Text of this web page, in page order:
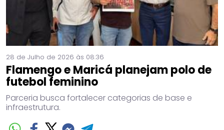
28 de Julho de 2026 às 08:36
Flamengo e Maricá planejam polo de
futebol feminino
Parceria busca fortalecer categorias de base e
infraestrutura.